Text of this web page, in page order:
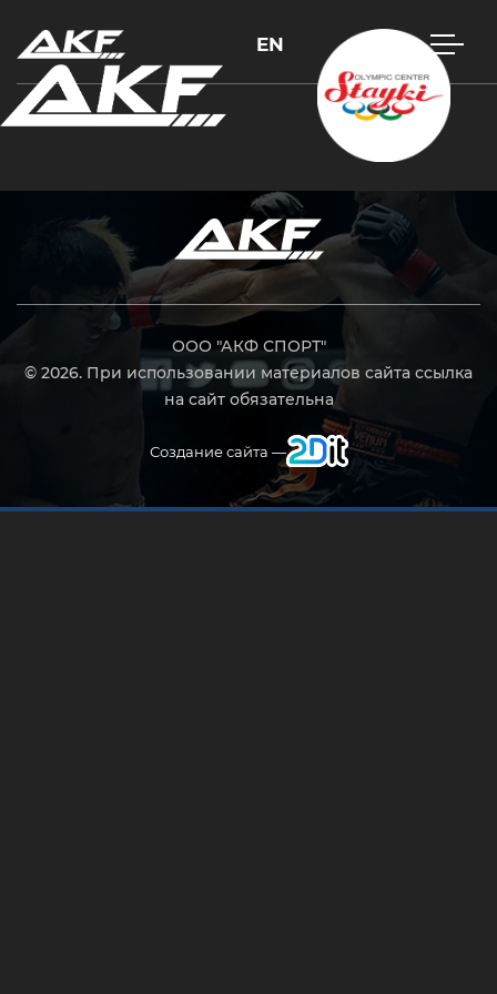
EN
ООО "АКФ СПОРТ"
© 2026. При использовании материалов сайта ссылка
на сайт обязательна
Создание сайта —
Нажмите Enter для поиска или Esc, чтобы закрыть